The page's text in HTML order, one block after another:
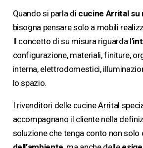
Quando si parla di cucine Arrital su
bisogna pensare solo a mobili
Il concetto di su misura riguarda l’
configurazione, materiali, finiture,
interna, elettrodomestici,
lo spazio.
I rivenditori delle cucine Arrital
accompagnano il cliente nella
soluzione che tenga conto non solo